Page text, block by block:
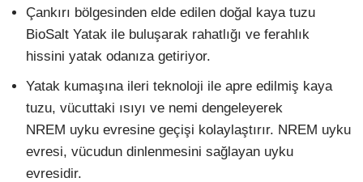
Çankırı bölgesinden elde edilen doğal kaya tuzu
BioSalt Yatak ile buluşarak rahatlığı ve ferahlık
hissini yatak odanıza getiriyor.
Yatak kumaşına ileri teknoloji ile apre edilmiş kaya
tuzu, vücuttaki ısıyı ve nemi dengeleyerek
NREM uyku evresine geçişi kolaylaştırır. NREM uyku
evresi, vücudun dinlenmesini sağlayan uyku
evresidir.